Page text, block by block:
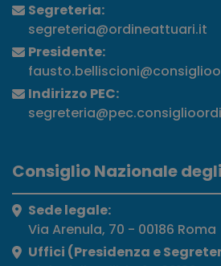
Segreteria:
segreteria@ordineattuari.it
Presidente:
Indirizzo PEC:
Consiglio Nazionale
Sede legale:
Via Arenula, 70 - 00186 Roma
Uffici (Presidenza e